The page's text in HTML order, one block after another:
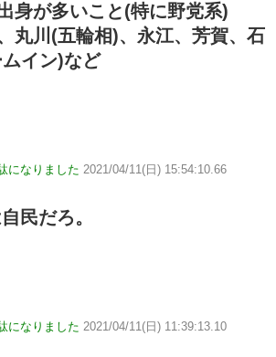
身が多いこと(特に野党系)
丸川(五輪相)、永江、芳賀、石
イン)など
になりました 2021/04/11(日) 15:54:10.66
民だろ。
になりました 2021/04/11(日) 11:39:13.10